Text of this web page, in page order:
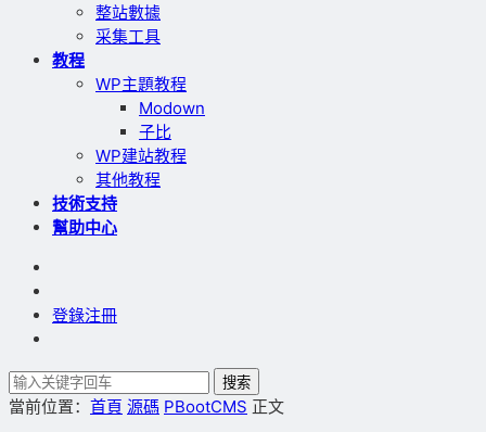
整站數據
采集工具
教程
WP主題教程
Modown
子比
WP建站教程
其他教程
技術支持
幫助中心
登錄注冊
搜索
當前位置： 首頁 源碼 PBootCMS 正文